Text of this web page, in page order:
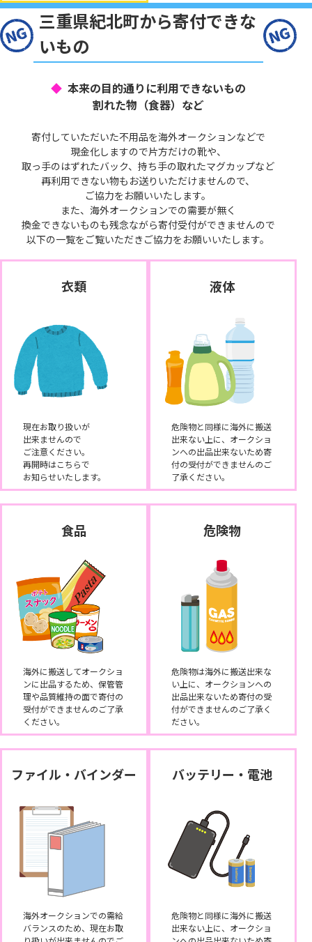
三重県紀北町から寄付できな
いもの
本来の目的通りに利用できないもの
割れた物（食器）など
寄付していただいた不用品を海外オークションなどで
現金化しますので片方だけの靴や、
取っ手のはずれたバック、持ち手の取れたマグカップなど
再利用できない物もお送りいただけませんので、
ご協力をお願いいたします。
また、海外オークションでの需要が無く
換金できないものも残念ながら寄付受付ができませんので
以下の一覧をご覧いただきご協力をお願いいたします。
衣類
現在お取り扱いが
出来ませんので
ご注意ください。
再開時はこちらで
お知らせいたします。
液体
危険物と同様に海外に搬送
出来ない上に、オークショ
ンへの出品出来ないため寄
付の受付ができませんのご
了承ください。
食品
海外に搬送してオークショ
ンに出品するため、保管管
理や品質維持の面で寄付の
受付ができませんのご了承
ください。
危険物
危険物は海外に搬送出来な
い上に、オークションへの
出品出来ないため寄付の受
付ができませんのご了承く
ださい。
ファイル・バインダー
海外オークションでの需給
バランスのため、現在お取
バッテリー・電池
危険物と同様に海外に搬送
出来ない上に、オークショ